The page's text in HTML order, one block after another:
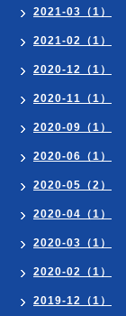
2021-03（1）
2021-02（1）
2020-12（1）
2020-11（1）
2020-09（1）
2020-06（1）
2020-05（2）
2020-04（1）
2020-03（1）
2020-02（1）
2019-12（1）